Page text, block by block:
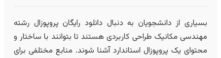
بسیاری از دانشجویان به دنبال دانلود رایگان پروپوزال رشته
مهندسی مکانیک طراحی کاربردی هستند تا بتوانند با ساختار و
محتوای یک پروپوزال استاندارد آشنا شوند. منابع مختلفی برای